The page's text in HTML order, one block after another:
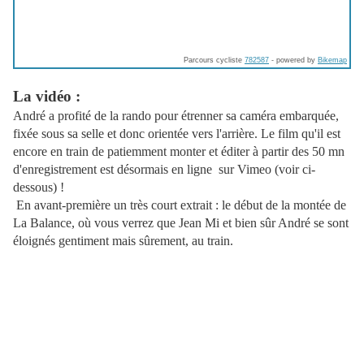
Parcours cycliste 782587 - powered by Bikemap
La vidéo :
André a profité de la rando pour étrenner sa caméra embarquée,
fixée sous sa selle et donc orientée vers l'arrière. Le film qu'il est
encore en train de patiemment monter et éditer à partir des 50 mn
d'enregistrement est désormais en ligne sur Vimeo (voir ci-
dessous) !
En avant-première un très court extrait : le début de la montée de
La Balance, où vous verrez que Jean Mi et bien sûr André se sont
éloignés gentiment mais sûrement, au train.